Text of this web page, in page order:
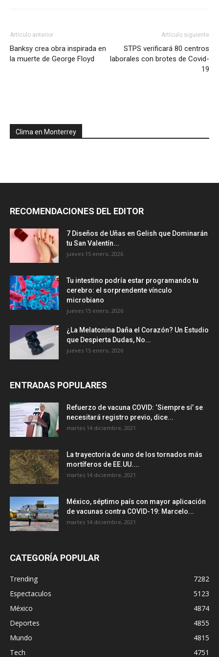
Artículo anterior
Banksy crea obra inspirada en
la muerte de George Floyd
Artículo siguiente
STPS verificará 80 centros
laborales con brotes de Covid-
19
Clima en Monterrey
RECOMENDACIONES DEL EDITOR
7 Diseños de Uñas en Gelish que Dominarán
tu San Valentín...
jueves 15 enero, 2026
Tu intestino podría estar programando tu
cerebro: el sorprendente vínculo
microbiano
jueves 15 enero, 2026
¿La Melatonina Daña el Corazón? Un Estudio
que Despierta Dudas, No...
jueves 15 enero, 2026
ENTRADAS POPULARES
Refuerzo de vacuna COVID: ‘Siempre sí’ se
necesitará registro previo, dice...
martes 14 diciembre, 2021
La trayectoria de uno de los tornados más
mortíferos de EE.UU....
martes 14 diciembre, 2021
México, séptimo país con mayor aplicación
de vacunas contra COVID-19: Marcelo...
martes 14 diciembre, 2021
CATEGORÍA POPULAR
Trending
7282
Espectaculos
5123
México
4874
Deportes
4855
Mundo
4815
Tech
4751